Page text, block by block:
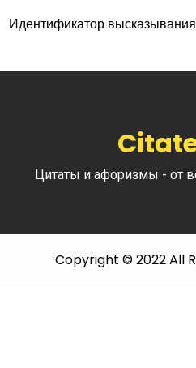
Идентификатор
Цитаты и афоризмы - от
Copyright © 2022 All